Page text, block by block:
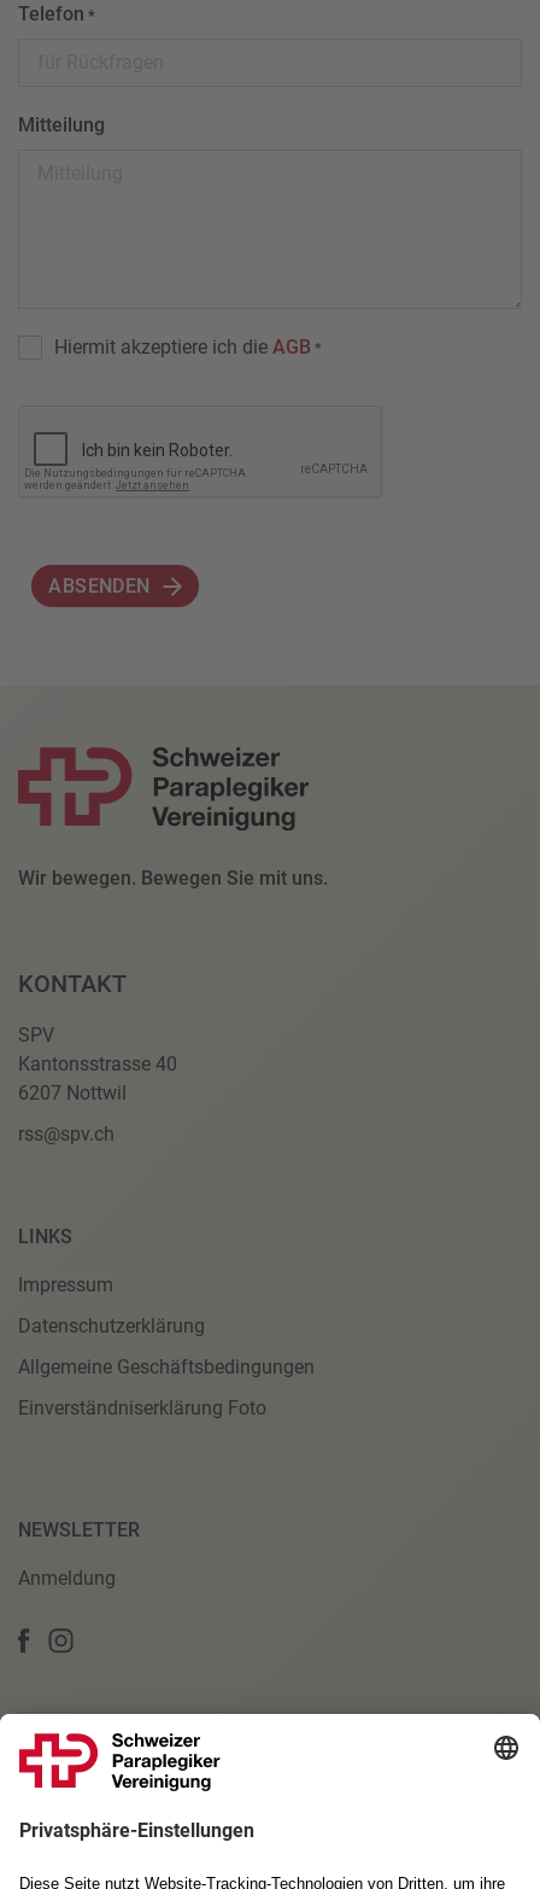
Telefon *
Mitteilung
Hiermit akzeptiere ich dieAGB *
ABSENDEN
Wir bewegen. Bewegen Sie mit uns.
KONTAKT
SPV
Kantonsstrasse 40
6207 Nottwil
rss@spv.ch
LINKS
Impressum
Datenschutzerklärung
Allgemeine Geschäftsbedingungen
Einverständniserklärung Foto
NEWSLETTER
Anmeldung